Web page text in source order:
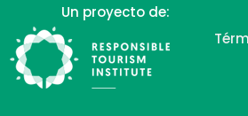
Un proyecto de: